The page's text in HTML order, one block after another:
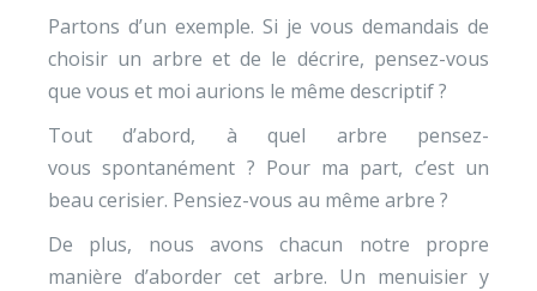
Partons d’un exemple. Si je vous demandais de
choisir un arbre et de le décrire, pensez-vous
que vous et moi aurions le même descriptif ?
Tout d’abord, à quel arbre pensez-
vous spontanément ? Pour ma part, c’est un
beau cerisier. Pensiez-vous au même arbre ?
De plus, nous avons chacun notre propre
manière d’aborder cet arbre. Un menuisier y